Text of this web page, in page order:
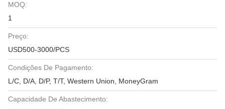
MOQ:
1
Preço:
USD500-3000/PCS
Condições De Pagamento:
L/C, D/A, D/P, T/T, Western Union, MoneyGram
Capacidade De Abastecimento: